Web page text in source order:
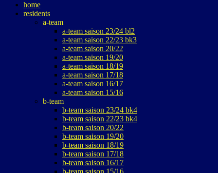
home
residents
a-team
a-team saison 23/24 bl2
a-team saison 22/23 bk3
a-team saison 20/22
a-team saison 19/20
a-team saison 18/19
a-team saison 17/18
a-team saison 16/17
a-team saison 15/16
b-team
b-team saison 23/24 bk4
b-team saison 22/23 bk4
b-team saison 20/22
b-team saison 19/20
b-team saison 18/19
b-team saison 17/18
b-team saison 16/17